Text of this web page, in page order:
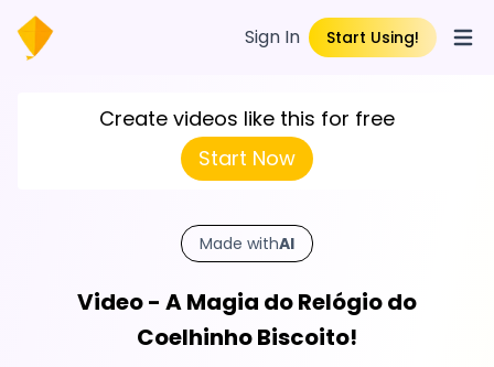
Sign In Start Using!
Create videos like this for free
Start Now
Made withAI
Video - A Magia do Relógio do
Coelhinho Biscoito!